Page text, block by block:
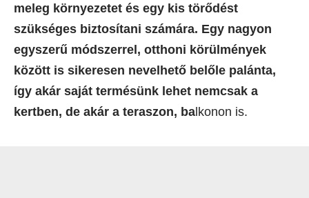
meleg környezetet és egy kis törődést
szükséges biztosítani számára. Egy nagyon
egyszerű módszerrel, otthoni körülmények
között is sikeresen nevelhető belőle palánta,
így akár saját termésünk lehet nemcsak a
kertben, de akár a teraszon, balkonon is.